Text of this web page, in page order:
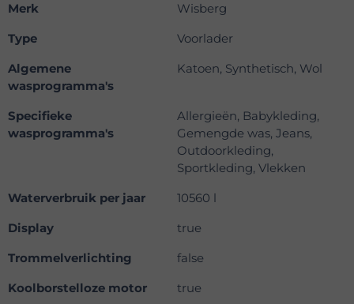
Merk
Wisberg
Type
Voorlader
Algemene
wasprogramma's
Katoen, Synthetisch, Wol
Specifieke
wasprogramma's
Allergieën, Babykleding,
Gemengde was, Jeans,
Outdoorkleding,
Sportkleding, Vlekken
Waterverbruik per jaar
10560 l
Display
true
Trommelverlichting
false
Koolborstelloze motor
true